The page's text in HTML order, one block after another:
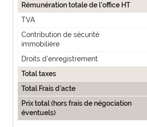
Rémunération totale de l'office HT
TVA
Contribution de sécurité
immobilière
Droits d'enregistrement
Total taxes
Total Frais d'acte
Prix total (hors frais de négociation
éventuels)